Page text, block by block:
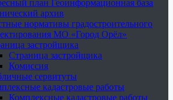
план Геоинформационная база
архив
нормативы градостроительного
МО «Город Орёл»
застройщика
Страница застройщика
Комиссия
сервитуты
кадастровые работы
Комплексные кадастровые работы